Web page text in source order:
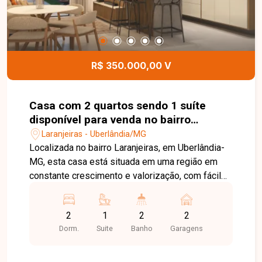
deseja adquirir um imóvel novo, ideal para sair do
aluguel ou investir em uma região com grande
potencial de valorização. Agende uma visita e
venha conhecer todos os detalhes desta casa.
R$ 350.000,00 V
Casa com 2 quartos sendo 1 suíte
disponível para venda no bairro
Laranjeiras em Uberlândia-MG
Laranjeiras - Uberlândia/MG
Localizada no bairro Laranjeiras, em Uberlândia-
MG, esta casa está situada em uma região em
constante crescimento e valorização, com fácil
supermercados, escolas, farmácias, comércios e
diversos serviços, proporcionando praticidade e
qualidade de vida. O imóvel faz parte do
2
Dorm.
1
Suite
2
Banho
2
Garagens